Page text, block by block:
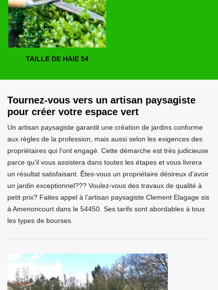
TAILLE DE HAIE 54
Tournez-vous vers un artisan paysagiste
pour créer votre espace vert
Un artisan paysagiste garantit une création de jardins conforme
aux règles de la profession, mais aussi selon les exigences des
propriétaires qui l’ont engagé. Cette démarche est très judicieuse
parce qu’il vous assistera dans toutes les étapes et vous livrera
un résultat satisfaisant. Êtes-vous un propriétaire désireux d’avoir
un jardin exceptionnel??? Voulez-vous des travaux de qualité à
petit prix? Faites appel à l’artisan paysagiste Clement Elagage sis
à Amenoncourt dans le 54450. Ses tarifs sont abordables à tous
les types de bourses.